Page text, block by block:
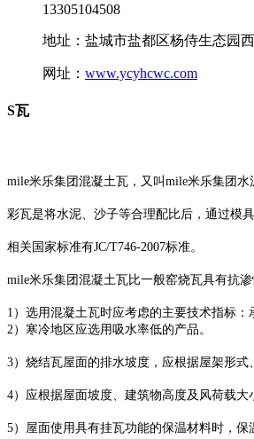
13305104508
地址：盐城市盐都区杨侍生态园
网址： www.ycyhcwc.com
S瓦
mile米乐集团混凝土瓦，又叫mile米乐集团
彩瓦是将水泥、沙子等合理配比后，通过模
相关国家标准有JC/T746-2007标准。
mile米乐集团混凝土瓦比一般窑烧瓦具有抗
1）选用混凝土瓦时应考虑的主要技术指标：
2）寒冷地区应选用吸水率低的产品。
3）烧结瓦屋面的排水坡度，应根据屋架形
4）应根据屋面坡度、建筑物高度及风荷载大
5）屋面使用具有挂瓦功能的保温材料时，保